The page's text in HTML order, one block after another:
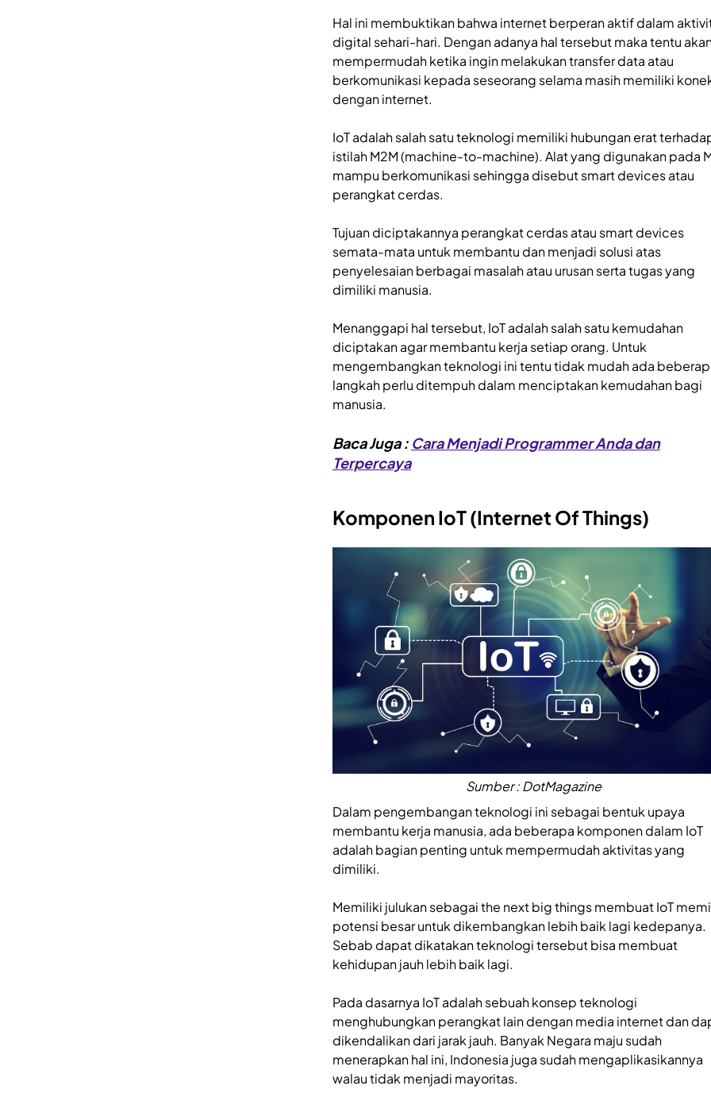
Hal ini membuktikan bahwa internet berperan aktif dalam
digital sehari-hari. Dengan adanya hal tersebut maka tentu
mempermudah ketika ingin melakukan transfer data atau
berkomunikasi kepada seseorang selama masih memiliki
dengan internet.
IoT adalah salah satu teknologi memiliki hubungan erat
istilah M2M (machine-to-machine). Alat yang digunakan pada
mampu berkomunikasi sehingga disebut smart devices atau
perangkat cerdas.
Tujuan diciptakannya perangkat cerdas atau smart devices
semata-mata untuk membantu dan menjadi solusi atas
penyelesaian berbagai masalah atau urusan serta tugas yang
dimiliki manusia.
Menanggapi hal tersebut, IoT adalah salah satu kemudahan
diciptakan agar membantu kerja setiap orang. Untuk
mengembangkan teknologi ini tentu tidak mudah ada
langkah perlu ditempuh dalam menciptakan kemudahan bagi
manusia.
Baca Juga : Cara Menjadi Programmer Anda dan
Terpercaya
Komponen IoT (Internet Of Things)
Sumber : DotMagazine
Dalam pengembangan teknologi ini sebagai bentuk upaya
membantu kerja manusia, ada beberapa komponen dalam IoT
adalah bagian penting untuk mempermudah aktivitas yang
dimiliki.
Memiliki julukan sebagai the next big things membuat IoT
potensi besar untuk dikembangkan lebih baik lagi kedepanya.
Sebab dapat dikatakan teknologi tersebut bisa membuat
kehidupan jauh lebih baik lagi.
Pada dasarnya IoT adalah sebuah konsep teknologi
menghubungkan perangkat lain dengan media internet dan
dikendalikan dari jarak jauh. Banyak Negara maju sudah
menerapkan hal ini, Indonesia juga sudah mengaplikasikannya
walau tidak menjadi mayoritas.